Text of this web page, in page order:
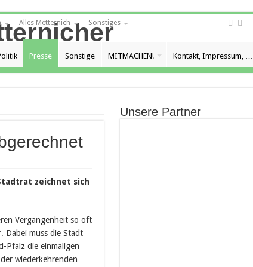
Alles Metternich Sonstiges
Presse Sonstige MITMACHEN! Kontakt, Impressum, …
zeichnet sich
Vergangenheit so oft
Dabei muss die Stadt
Pfalz die einmaligen
wiederkehrenden
Unsere Partner